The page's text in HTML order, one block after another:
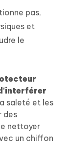
pas,
et
le
saleté et les
des
nettoyer
un chiffon